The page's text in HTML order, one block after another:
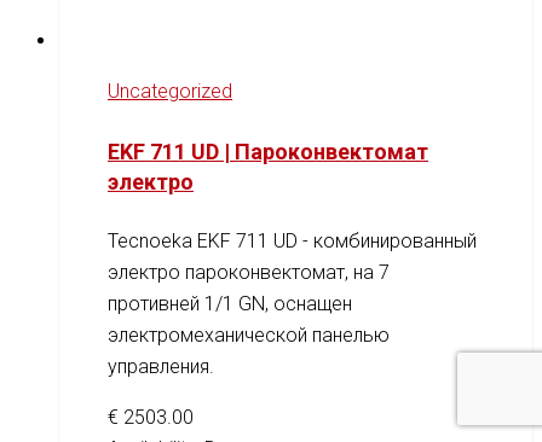
Uncategorized
EKF 711 UD | Пароконвектомат
электро
Tecnoeka EKF 711 UD - комбинированный
электро пароконвектомат, на 7
противней 1/1 GN, оснащен
электромеханической панелью
управления.
€ 2503.00